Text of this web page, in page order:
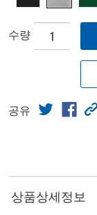
수량
공유
상품상세정보